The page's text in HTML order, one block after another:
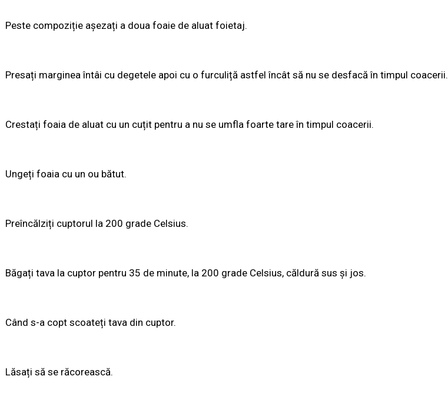
Peste compoziție așezați a doua foaie de aluat foietaj.
Presați marginea întâi cu degetele apoi cu o furculiță astfel încât să nu se desfacă în timpul coacerii.
Crestați foaia de aluat cu un cuțit pentru a nu se umfla foarte tare în timpul coacerii.
Ungeți foaia cu un ou bătut.
Preîncălziți cuptorul la 200 grade Celsius.
Băgați tava la cuptor pentru 35 de minute, la 200 grade Celsius, căldură sus și jos.
Când s-a copt scoateți tava din cuptor.
Lăsați să se răcorească.